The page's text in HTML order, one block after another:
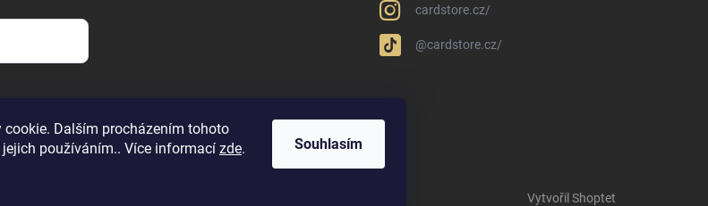
Dalším procházením tohoto
používáním.. Více informací zde. Souhlasím
cardstore.cz/
@cardstore.cz/
Vytvořil Shoptet